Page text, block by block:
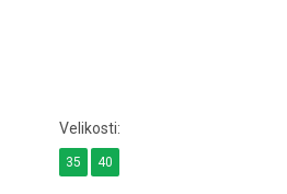
35 40